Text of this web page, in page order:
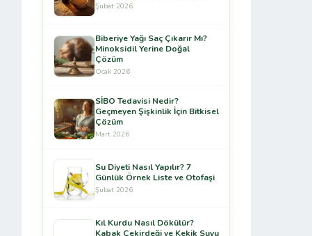
Şubat 2026
Biberiye Yağı Saç Çıkarır Mı?
Minoksidil Yerine Doğal
Çözüm
Ocak 2026
SİBO Tedavisi Nedir?
Geçmeyen Şişkinlik İçin Bitkisel
Çözüm
Mart 2026
Su Diyeti Nasıl Yapılır? 7
Günlük Örnek Liste ve Otofaşi
Şubat 2026
Kıl Kurdu Nasıl Dökülür?
Kabak Çekirdeği ve Kekik Suyu